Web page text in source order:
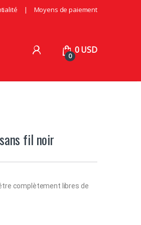
Moyens de paiement
0
0USD
fil noir
complètement libres de